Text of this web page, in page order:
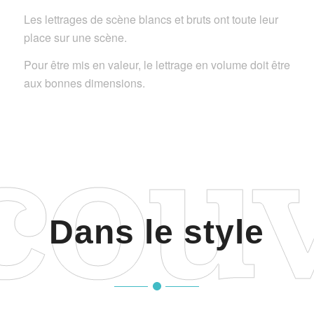
Les lettrages de scène blancs et bruts ont toute leur
place sur une scène.
Pour être mis en valeur, le lettrage en volume doit être
aux bonnes dimensions.
Dans le style